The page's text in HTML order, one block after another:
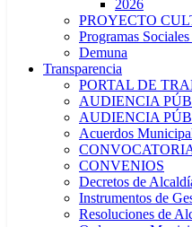
2026
PROYECTO
Programas
Demuna
Transparencia
PORTAL DE
AUDIENCIA
AUDIENCIA
Acuerdos
CONVENIOS
Decretos de
Instrumentos de
Resoluciones de